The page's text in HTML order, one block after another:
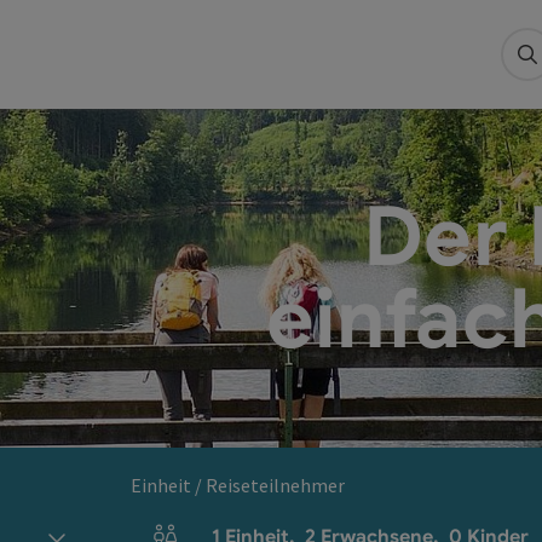
Der
Einheit / Reiseteilnehmer
1 Einheit, 2 Erwachsene, 0 Kinder